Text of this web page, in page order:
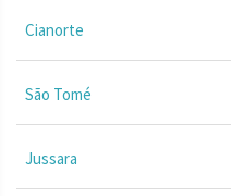
Cianorte
São Tomé
Jussara